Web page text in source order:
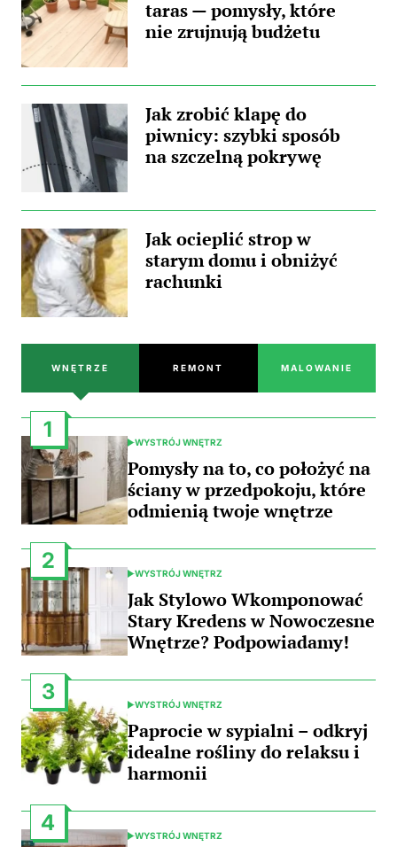
taras — pomysły, które
nie zrujnują budżetu
Jak zrobić klapę do
piwnicy: szybki sposób
na szczelną pokrywę
Jak ocieplić strop w
starym domu i obniżyć
rachunki
WNĘTRZE REMONT MALOWANIE
1
POSTED
IN
WYSTRÓJ WNĘTRZ
Pomysły na to, co położyć na
ściany w przedpokoju, które
odmienią twoje wnętrze
2
POSTED
IN
WYSTRÓJ WNĘTRZ
Jak Stylowo Wkomponować
Stary Kredens w Nowoczesne
Wnętrze? Podpowiadamy!
3
POSTED
IN
WYSTRÓJ WNĘTRZ
Paprocie w sypialni – odkryj
idealne rośliny do relaksu i
harmonii
4
POSTED
WYSTRÓJ WNĘTRZ